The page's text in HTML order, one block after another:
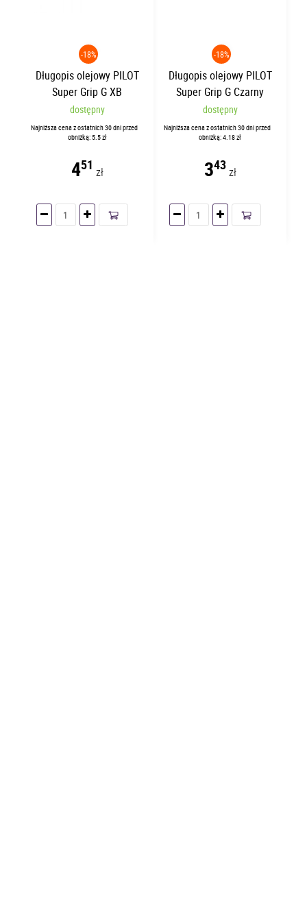
-18%
Długopis olejowy PILOT
Super Grip G XB
automatyczny Czarny
dostępny
Najniższa cena z ostatnich 30 dni przed
obniżką: 5.5 zł
451 zł
-18%
Długopis olejowy PILOT
Super Grip G Czarny
dostępny
Najniższa cena z ostatnich 30 dni przed
obniżką: 4.18 zł
343zł